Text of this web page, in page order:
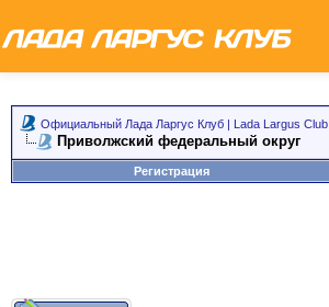
Официальный Лада Ларгус Клуб | Lada Largus Club
Приволжский федеральный округ
Регистрация